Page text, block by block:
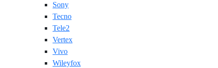
Sony
Tecno
Tele2
Vertex
Vivo
Wileyfox